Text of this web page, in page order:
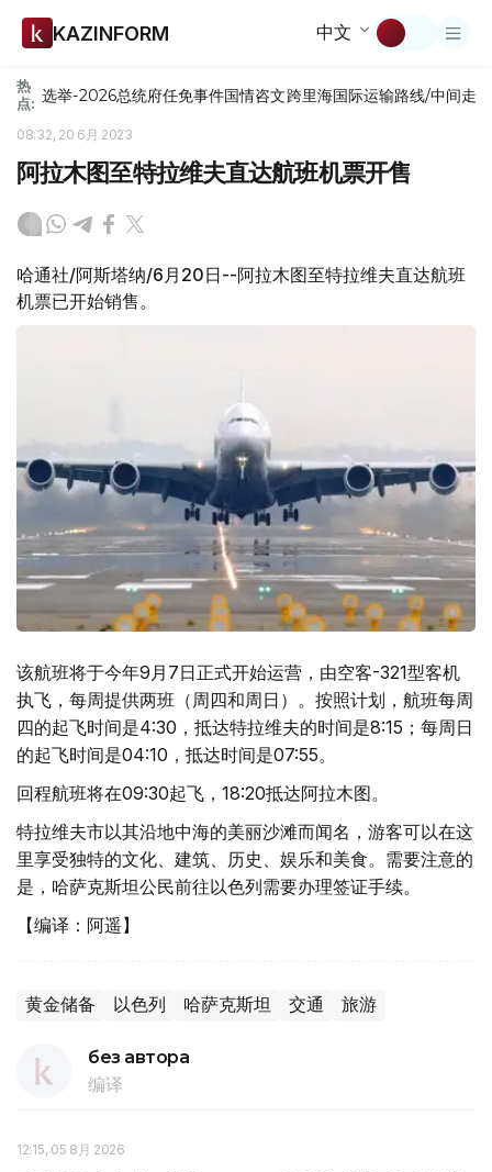
KAZINFORM 中文
热
点: 选举-2026总统府任免事件国情咨文跨里海国际运输路线/中间走廊
08:32, 20 6月 2023
阿拉木图至特拉维夫直达航班机票开售
哈通社/阿斯塔纳/6月20日--阿拉木图至特拉维夫直达航班
机票已开始销售。
该航班将于今年9月7日正式开始运营，由空客-321型客机
执飞，每周提供两班（周四和周日）。按照计划，航班每周
四的起飞时间是4:30，抵达特拉维夫的时间是8:15；每周日
的起飞时间是04:10，抵达时间是07:55。
回程航班将在09:30起飞，18:20抵达阿拉木图。
特拉维夫市以其沿地中海的美丽沙滩而闻名，游客可以在这
里享受独特的文化、建筑、历史、娱乐和美食。需要注意的
是，哈萨克斯坦公民前往以色列需要办理签证手续。
【编译：阿遥】
黄金储备 以色列 哈萨克斯坦 交通 旅游
без автора
编译
12:15, 05 8月 2026